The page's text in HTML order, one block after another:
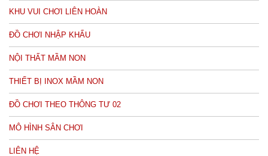
KHU VUI CHƠI LIÊN HOÀN
ĐỒ CHƠI NHẬP KHẨU
NỘI THẤT MẦM NON
THIẾT BỊ INOX MẦM NON
ĐỒ CHƠI THEO THÔNG TƯ 02
MÔ HÌNH SÂN CHƠI
LIÊN HỆ